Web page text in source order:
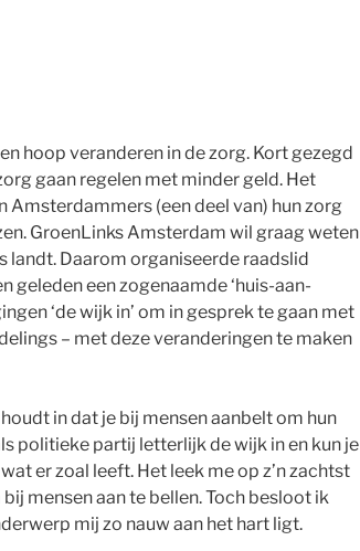
hoop veranderen in de zorg. Kort gezegd
gaan regelen met minder geld. Het
Amsterdammers (een deel van) hun zorg
GroenLinks Amsterdam wil graag weten
landt. Daarom organiseerde raadslid
geleden een zogenaamde ‘huis-aan-
‘de wijk in’ om in gesprek te gaan met
– met deze veranderingen te maken
in dat je bij mensen aanbelt om hun
politieke partij letterlijk de wijk in en kun je
er zoal leeft. Het leek me op z’n zachtst
mensen aan te bellen. Toch besloot ik
mij zo nauw aan het hart ligt.